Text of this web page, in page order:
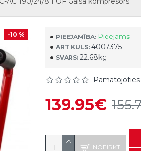
-10 % PIEEJAMĪBA: Pieejams
ARTIKULS: 4007375
SVARS: 22.68kg
139.95€
NOPIRKT